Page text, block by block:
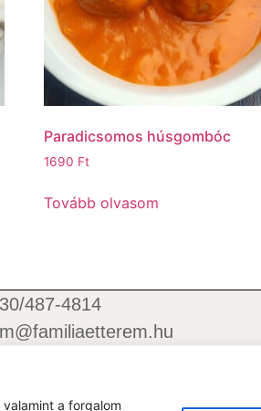
a forgalom
Paradicsomos húsgombóc
1690 Ft
Tovább olvasom
487-4814